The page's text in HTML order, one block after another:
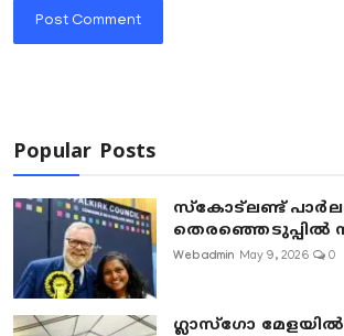
Post Comment
Popular Posts
സ്കോട്ലണ്ട്
തെരഞ്ഞെടുപ്പിൽ
Webadmin May 9, 2026 0
ഗ്ലാസ്‌ഗോ മേളയിൽ